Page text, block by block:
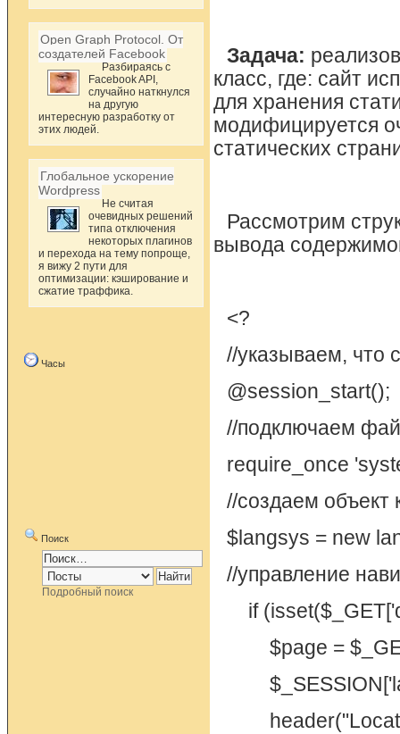
Open Graph Protocol. От
создателей Facebook
Разбираясь с
Facebook API,
случайно наткнулся
на другую
интересную разработку от
этих людей.
Глобальное ускорение
Wordpress
Не считая
очевидных решений
типа отключения
некоторых плагинов
и перехода на тему попроще,
я вижу 2 пути для
оптимизации: кэширование и
сжатие траффика.
Часы
Поиск
Подробный поиск
Задача:
класс, где: сайт
для хранения
модифицируется
статических
Рассмотрим
вывода
<?
//указываем, что
@session_start();
//подключаем
require_once
//создаем объект
$langsys = new
//управление
if
$page =